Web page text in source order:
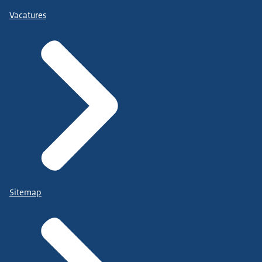
Vacatures
Sitemap